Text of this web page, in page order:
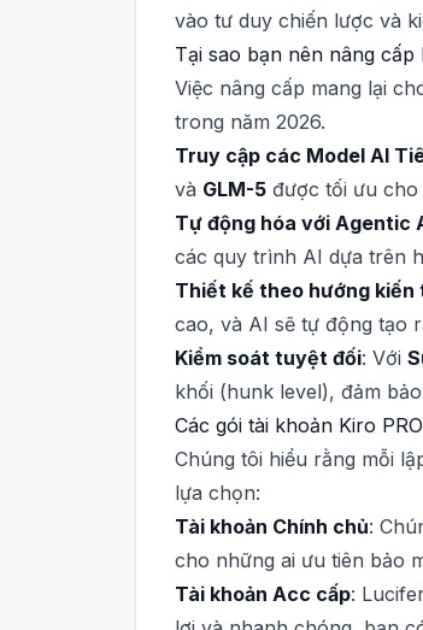
vào tư duy chiến lược và
Tại sao bạn nên nâng
Việc nâng cấp mang lại
trong năm 2026.
Truy cập các Model AI
và GLM-5 được tối ưu cho
Tự động hóa với Agentic
các quy trình AI dựa trên
Thiết kế theo hướng
cao, và AI sẽ tự động tạo
Kiểm soát tuyệt đối: Với
khối (hunk level), đảm
Các gói tài khoản Kiro
Chúng tôi hiểu rằng mỗi
lựa chọn:
Tài khoản Chính chủ:
cho những ai ưu tiên bảo
Tài khoản Acc cấp: